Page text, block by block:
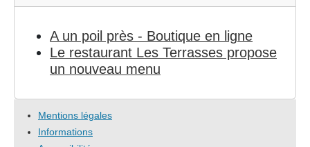
A un poil près - Boutique en ligne
Le restaurant Les Terrasses propose
un nouveau menu
Mentions légales
Informations